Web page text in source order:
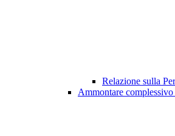
Relazione sulla
Ammontare